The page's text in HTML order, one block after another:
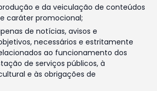
e da veiculação de conteúdos
caráter promocional;
de notícias, avisos e
necessários e estritamente
ao funcionamento dos
de serviços públicos, à
e às obrigações de